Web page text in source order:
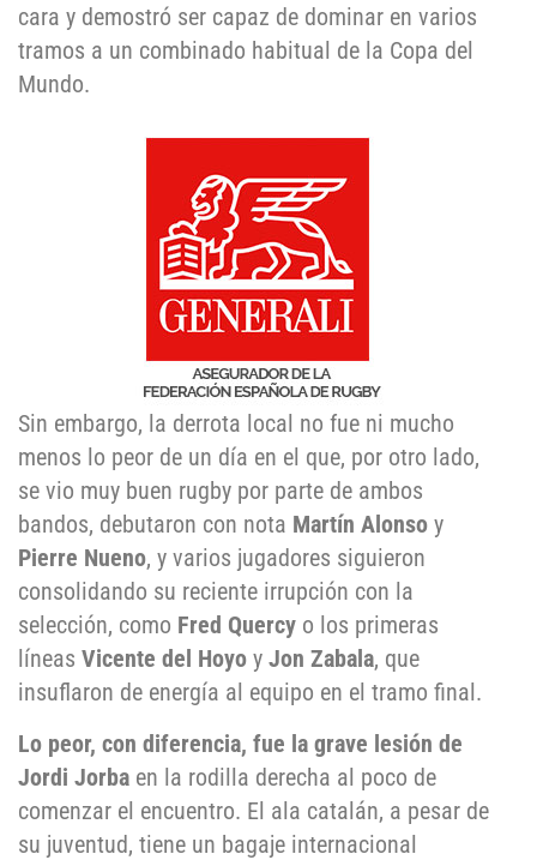
cara y demostró ser capaz de dominar en varios
tramos a un combinado habitual de la Copa del
Mundo.
Sin embargo, la derrota local no fue ni mucho
menos lo peor de un día en el que, por otro lado,
se vio muy buen rugby por parte de ambos
bandos, debutaron con nota Martín Alonso y
Pierre Nueno, y varios jugadores siguieron
consolidando su reciente irrupción con la
selección, como Fred Quercy o los primeras
líneas Vicente del Hoyo y Jon Zabala, que
insuflaron de energía al equipo en el tramo final.
Lo peor, con diferencia, fue la grave lesión de
Jordi Jorba en la rodilla derecha al poco de
comenzar el encuentro. El ala catalán, a pesar de
su juventud, tiene un bagaje internacional